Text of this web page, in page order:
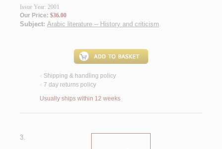
Issue Year: 2001
Our Price: $36.00
Subject: Arabic literature -- History and criticism.
< Shipping & handling policy
< 7 day returns policy
Usually ships within 12 weeks
3.